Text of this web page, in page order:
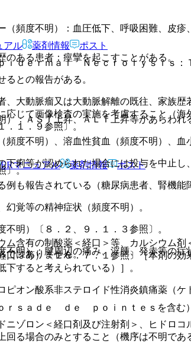
ある患者：痙攣を起こすことがある。
との報告がある。
大動脈瘤又は大動脈解離の既往、家族
応じて画像検査の実施を考慮すること（
１．９参照〕。
〕。
含有の制酸薬＜経口＞等、カルシウム
＞等）〔１６．７．１参照〕［本剤の
すると考えられている）］。
オン酸系非ステロイド性消炎鎮痛薬（
ゾロン＜経口剤及び注射剤＞、ヒドロ
る場合のみとすること（機序は不明であ
頻度不明）：血圧低下、呼吸困難、皮
ｄｅｒｍａｌ Ｎｅｃｒｏｌｙｓｉｓ：
：ＡＳＴ上昇、ＡＬＴ上昇等があらわれ
度不明）、溶血性貧血（頻度不明）、血
痢等が認められた場合には投与を中止し
も報告されている（糖尿病患者、腎機能
覚等の精神症状（頻度不明）。
明）〔８．２、９．１．３参照〕。
明）：腱周辺の痛み、浮腫、発赤等の
ｓａｄｅ ｄｅ ｐｏｉｎｔｅｓを含む
アル 薬剤情報 ポスト
ERマニュアル 薬剤情報 ポスト
ではありません。